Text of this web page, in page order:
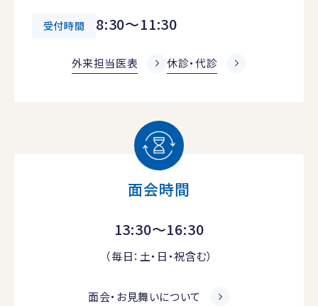
受付時間 8:30～11:30
外来担当医表 休診・代診
面会時間
13:30～16:30
（毎日：土・日・祝含む）
面会・お見舞いについて